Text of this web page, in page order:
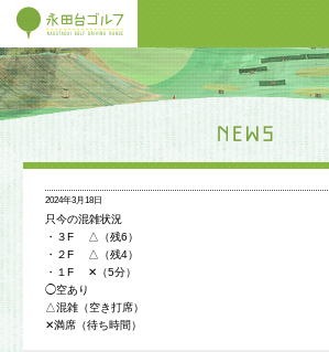
2024年3月18日
只今の混雑状況
・３F △（残6）
・２F △（残4）
・１F ✕（5分）
◯空あり
△混雑（空き打席）
✕満席（待ち時間）